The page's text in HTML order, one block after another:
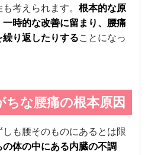
も考えられます。根本的な原
時的な改善に留まり、腰痛
り返したりすることになっ
ちな腰痛の根本原因
も腰そのものにあるとは限
の体の中にある内臓の不調